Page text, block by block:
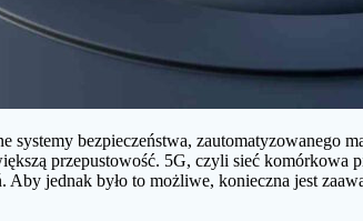
systemy bezpieczeństwa, zautomatyzowanego
przepustowość. 5G, czyli sieć komórkowa
Aby jednak było to możliwe, konieczna jest